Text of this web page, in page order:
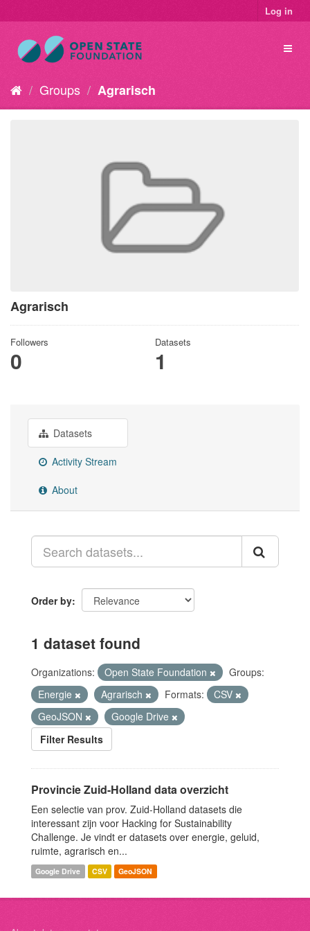
Log in
Groups Agrarisch
Agrarisch
Followers
0
Datasets
1
Datasets
Activity Stream
About
Order by
1 dataset found
Organizations: Open State Foundation
Groups:
Energie
Agrarisch Formats:
CSV
GeoJSON
Google Drive
Filter Results
Provincie Zuid-Holland data overzicht
Een selectie van prov. Zuid-Holland datasets die
interessant zijn voor Hacking for Sustainability
Challenge. Je vindt er datasets over energie, geluid,
ruimte, agrarisch en...
Google Drive CSV GeoJSON